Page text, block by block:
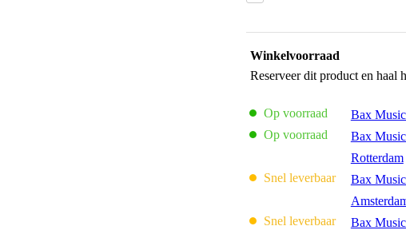
Winkelvoorraad
Reserveer dit product en haal
Op voorraad Bax
Op voorraad
Bax
Rotterdam
Snel leverbaar
Bax
Snel leverbaar
Bax